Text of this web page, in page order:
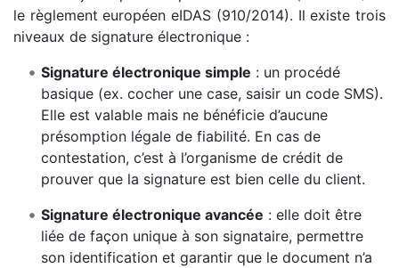
le règlement européen eIDAS (910/2014). Il existe trois
niveaux de signature électronique :
Signature électronique simple : un procédé
basique (ex. cocher une case, saisir un code SMS).
Elle est valable mais ne bénéficie d’aucune
présomption légale de fiabilité. En cas de
contestation, c’est à l’organisme de crédit de
prouver que la signature est bien celle du client.
Signature électronique avancée : elle doit être
liée de façon unique à son signataire, permettre
son identification et garantir que le document n’a